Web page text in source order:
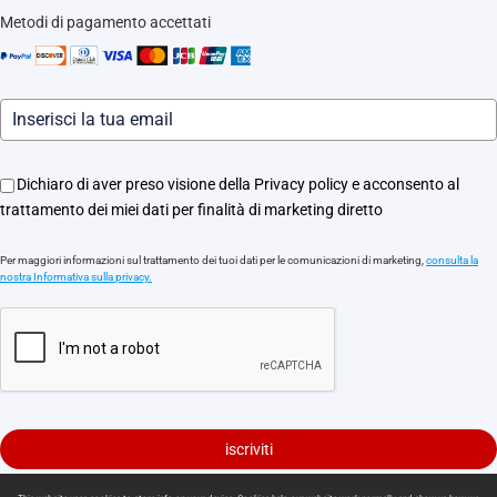
Informazioni legali
Assistenza Motori Apricancello
Eventi
Metodi di pagamento accettati
Dichiaro di aver preso visione della Privacy policy e acconsento al
trattamento dei miei dati per finalità di marketing diretto
Per maggiori informazioni sul trattamento dei tuoi dati per le comunicazioni di marketing,consulta la
nostra Informativa sulla privacy.
iscriviti